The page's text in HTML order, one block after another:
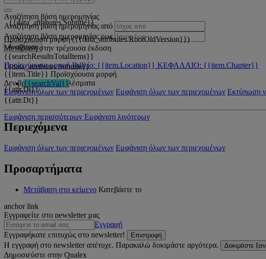
Αναζήτηση βάση ημερομηνίας
Αναζήτηση βάση ημερομηνίας από
Αναζήτηση βάση ημερομηνίας εως
Αναζήτηση
{{searchResultsTotalItems}}
Προϊσχύουσα μορφή Βιβλίο: {{item.Location}} ΚΕΦΑΛΑΙΟ: {{item.Chapter}}
{{item.Title}} Προϊσχύουσα μορφή
Δεν βρέθηκαν αποτελέσματα
Εμφάνιση όλων των περιεχομένων Εμφάνιση όλων των περιεχομένων Εκτύπωση
{{data_attributes.Subtitle}}
Προϊσχύουσα μορφή ({{data_attributes.RootOldVersion}})
Μετάβαση στην τρέχουσα έκδοση
{{data_attributes.Subtitle}}
{{searchVal}}
{{attr.Dt}}
Εμφάνιση περισσότερων Εμφάνιση λιγότερων
{{attr.Dt}}
Περιεχόμενα
Εμφάνιση όλων των περιεχομένων Εμφάνιση όλων των περιεχομένων
Προσαρτήματα
Μετάβαση στο κείμενο Κατεβάστε το
anchor link
Εγγραφείτε στο newsletter μας
Εγγραφή
Εγγραφήκατε επιτυχώς στο newsletter!
Επιστροφή
Η εγγραφή στο newsletter απέτυχε. Παρακαλώ δοκιμάστε αργότερα. Δοκιμάστε
Δημοσιεύστε στην Qualex